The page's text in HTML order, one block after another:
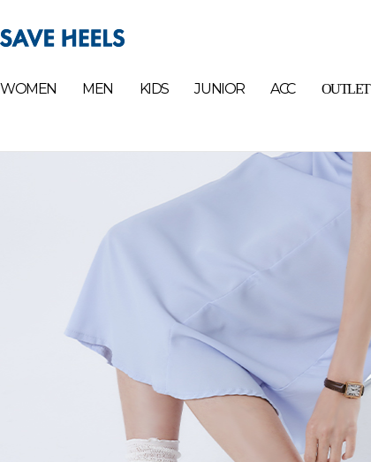
WOMEN MEN KIDS JUNIOR ACC OUTLET